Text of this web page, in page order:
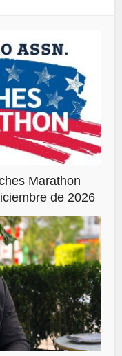
Marathon
de 2026